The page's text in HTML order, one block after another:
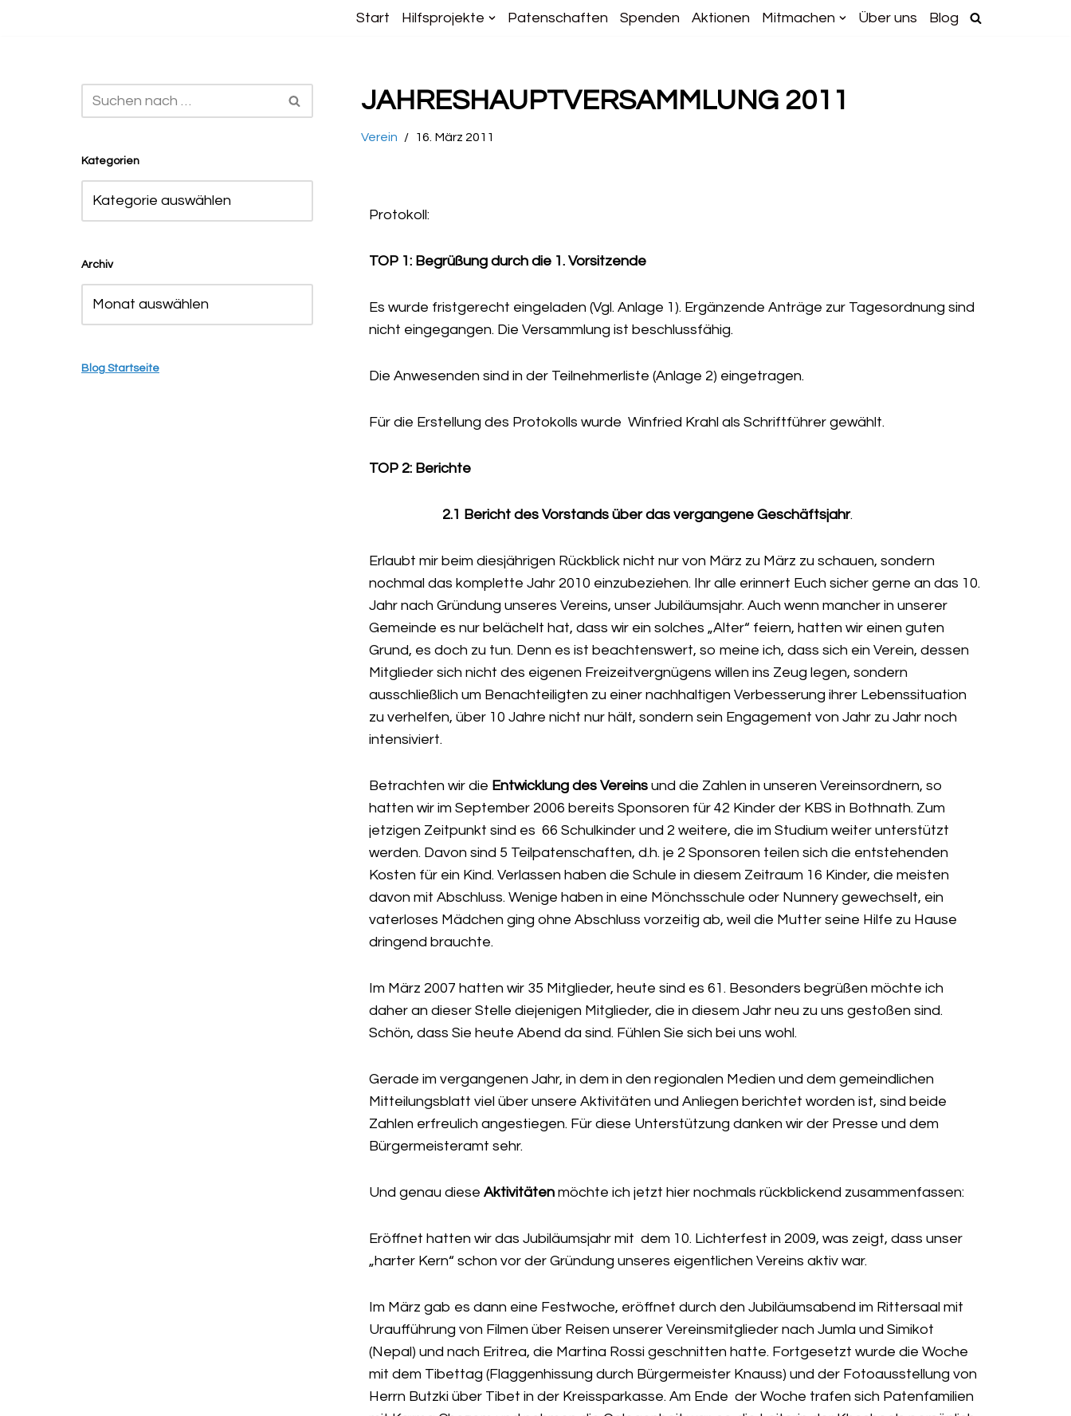
Start Hilfsprojekte Patenschaften Spenden Aktionen Mitmachen Über uns Blog
Kategorien
Archiv
Blog Startseite
JAHRESHAUPTVERSAMMLUNG 2011
Verein 16. März 2011
Protokoll:
TOP 1: Begrüßung durch die 1. Vorsitzende
Es wurde fristgerecht eingeladen (Vgl. Anlage 1). Ergänzende Anträge zur Tagesordnung sind
nicht eingegangen. Die Versammlung ist beschlussfähig.
Die Anwesenden sind in der Teilnehmerliste (Anlage 2) eingetragen.
Für die Erstellung des Protokolls wurde Winfried Krahl als Schriftführer gewählt.
TOP 2: Berichte
2.1 Bericht des Vorstands über das vergangene Geschäftsjahr.
Erlaubt mir beim diesjährigen Rückblick nicht nur von März zu März zu schauen, sondern
nochmal das komplette Jahr 2010 einzubeziehen. Ihr alle erinnert Euch sicher gerne an das 10.
Jahr nach Gründung unseres Vereins, unser Jubiläumsjahr. Auch wenn mancher in unserer
Gemeinde es nur belächelt hat, dass wir ein solches „Alter“ feiern, hatten wir einen guten
Grund, es doch zu tun. Denn es ist beachtenswert, so meine ich, dass sich ein Verein, dessen
Mitglieder sich nicht des eigenen Freizeitvergnügens willen ins Zeug legen, sondern
ausschließlich um Benachteiligten zu einer nachhaltigen Verbesserung ihrer Lebenssituation
zu verhelfen, über 10 Jahre nicht nur hält, sondern sein Engagement von Jahr zu Jahr noch
intensiviert.
Betrachten wir die Entwicklung des Vereins und die Zahlen in unseren Vereinsordnern, so
hatten wir im September 2006 bereits Sponsoren für 42 Kinder der KBS in Bothnath. Zum
jetzigen Zeitpunkt sind es 66 Schulkinder und 2 weitere, die im Studium weiter unterstützt
werden. Davon sind 5 Teilpatenschaften, d.h. je 2 Sponsoren teilen sich die entstehenden
Kosten für ein Kind. Verlassen haben die Schule in diesem Zeitraum 16 Kinder, die meisten
davon mit Abschluss. Wenige haben in eine Mönchsschule oder Nunnery gewechselt, ein
vaterloses Mädchen ging ohne Abschluss vorzeitig ab, weil die Mutter seine Hilfe zu Hause
dringend brauchte.
Im März 2007 hatten wir 35 Mitglieder, heute sind es 61. Besonders begrüßen möchte ich
daher an dieser Stelle diejenigen Mitglieder, die in diesem Jahr neu zu uns gestoßen sind.
Schön, dass Sie heute Abend da sind. Fühlen Sie sich bei uns wohl.
Gerade im vergangenen Jahr, in dem in den regionalen Medien und dem gemeindlichen
Mitteilungsblatt viel über unsere Aktivitäten und Anliegen berichtet worden ist, sind beide
Zahlen erfreulich angestiegen. Für diese Unterstützung danken wir der Presse und dem
Bürgermeisteramt sehr.
Und genau diese Aktivitäten möchte ich jetzt hier nochmals rückblickend zusammenfassen:
Eröffnet hatten wir das Jubiläumsjahr mit dem 10. Lichterfest in 2009, was zeigt, dass unser
„harter Kern“ schon vor der Gründung unseres eigentlichen Vereins aktiv war.
Im März gab es dann eine Festwoche, eröffnet durch den Jubiläumsabend im Rittersaal mit
Uraufführung von Filmen über Reisen unserer Vereinsmitglieder nach Jumla und Simikot
(Nepal) und nach Eritrea, die Martina Rossi geschnitten hatte. Fortgesetzt wurde die Woche
mit dem Tibettag (Flaggenhissung durch Bürgermeister Knauss) und der Fotoausstellung von
Herrn Butzki über Tibet in der Kreissparkasse. Am Ende der Woche trafen sich Patenfamilien